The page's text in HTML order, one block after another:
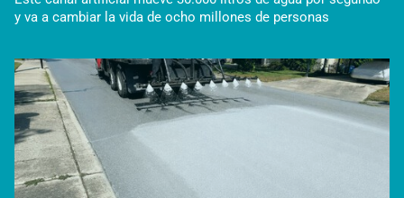
y va a cambiar la vida de ocho millones de personas